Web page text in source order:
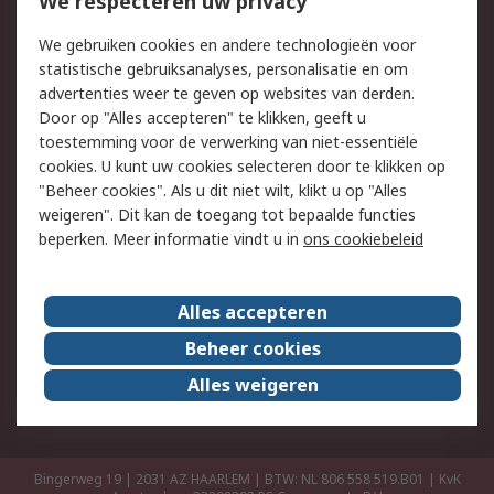
Track & Trace
Wettelijk
Cookiebeleid
Email veiligheid
Privacybeleid
Websitevoorwaarden
Algemene
verkoopvoorwaarden
Over RS
RS Group
Over ons
RS wereldwijd
Werken bij RS
ESG
Bingerweg 19 | 2031 AZ HAARLEM | BTW: NL 806 558 519.B01 | KvK
We gebruiken cookies en andere technologieën voor
statistische gebruiksanalyses, personalisatie en om
advertenties weer te geven op websites van derden.
Door op "Alles accepteren" te klikken, geeft u
toestemming voor de verwerking van niet-essentiële
cookies. U kunt uw cookies selecteren door te klikken op
"Beheer cookies". Als u dit niet wilt, klikt u op "Alles
weigeren". Dit kan de toegang tot bepaalde functies
beperken. Meer informatie vindt u in ons cookiebeleid
Alles accepteren
Beheer cookies
Alles weigeren